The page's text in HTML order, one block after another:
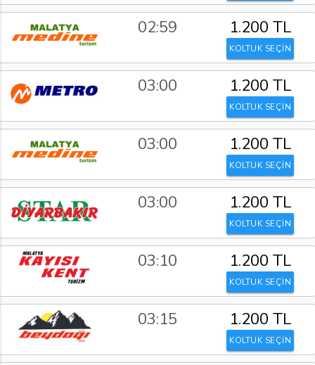
02:59 1.200 TL
KOLTUK SEÇİN
03:00 1.200 TL
KOLTUK SEÇİN
03:00 1.200 TL
KOLTUK SEÇİN
03:00 1.200 TL
KOLTUK SEÇİN
03:10 1.200 TL
KOLTUK SEÇİN
03:15 1.200 TL
KOLTUK SEÇİN